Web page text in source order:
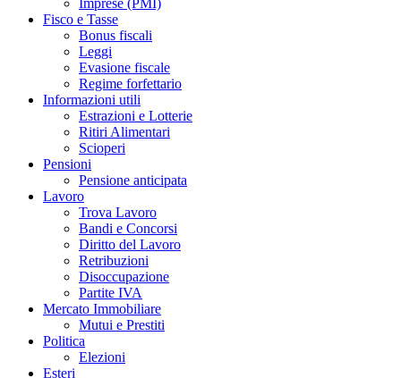
Imprese (PMI)
Fisco e Tasse
Bonus fiscali
Leggi
Evasione fiscale
Regime forfettario
Informazioni utili
Estrazioni e Lotterie
Ritiri Alimentari
Scioperi
Pensioni
Pensione anticipata
Lavoro
Trova Lavoro
Bandi e Concorsi
Diritto del Lavoro
Retribuzioni
Disoccupazione
Partite IVA
Mercato Immobiliare
Mutui e Prestiti
Politica
Elezioni
Esteri